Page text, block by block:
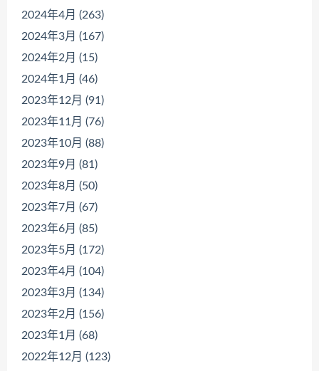
2024年4月 (263)
2024年3月 (167)
2024年2月 (15)
2024年1月 (46)
2023年12月 (91)
2023年11月 (76)
2023年10月 (88)
2023年9月 (81)
2023年8月 (50)
2023年7月 (67)
2023年6月 (85)
2023年5月 (172)
2023年4月 (104)
2023年3月 (134)
2023年2月 (156)
2023年1月 (68)
2022年12月 (123)